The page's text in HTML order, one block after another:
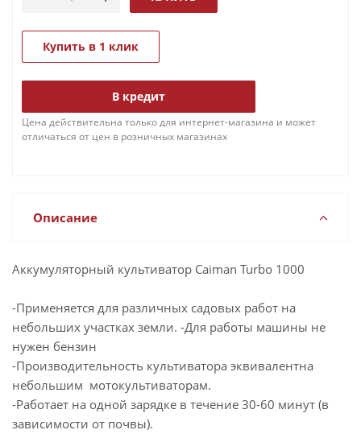
Купить в 1 клик
В кредит
Цена действительна только для интернет-магазина и может
отличаться от цен в розничных магазинах
Описание
Аккумуляторный культиватор Caiman Turbo 1000
-Применяется для различных садовых работ на
небольших участках земли. -Для работы машины не
нужен бензин
-Производительность культиватора эквивалентна
небольшим мотокультиваторам.
-Работает на одной зарядке в течение 30-60 минут (в
зависимости от почвы).